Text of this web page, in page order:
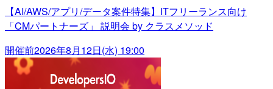
【AI/AWS/アプリ/データ案件特集】ITフリーランス向け
「CMパートナーズ」 説明会 by クラスメソッド
開催前2026年8月12日(水) 19:00